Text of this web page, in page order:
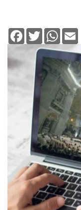
Facebook
Twitter